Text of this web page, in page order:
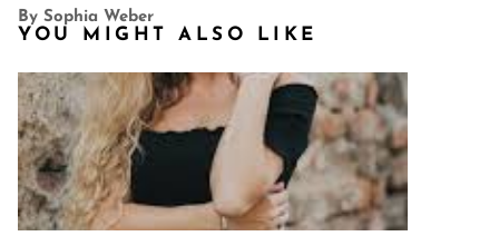
By Sophia Weber
YOU MIGHT ALSO LIKE